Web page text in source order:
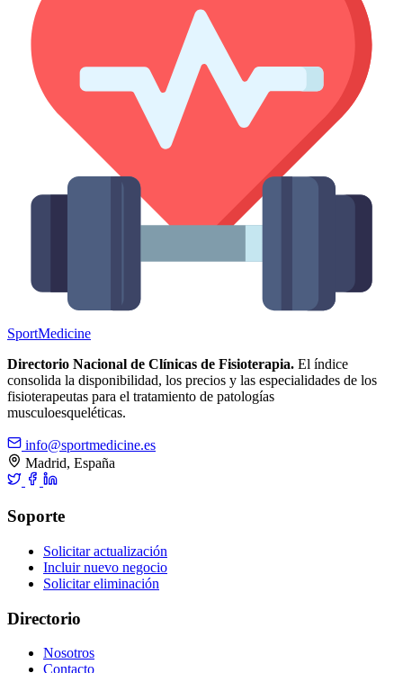
SportMedicine
Directorio Nacional de Clínicas de Fisioterapia. El índice
consolida la disponibilidad, los precios y las especialidades de los
fisioterapeutas para el tratamiento de patologías
musculoesqueléticas.
info@sportmedicine.es
Madrid, España
Soporte
Solicitar actualización
Incluir nuevo negocio
Solicitar eliminación
Directorio
Nosotros
Contacto